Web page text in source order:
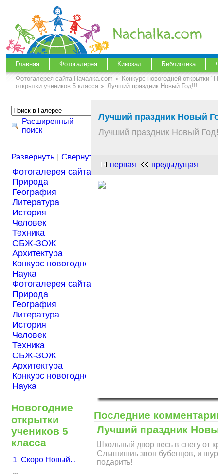
Главная Фотогалерея Кинозал Библиотека
Фотогалерея сайта Началка.com
Конкурс новогодней открытки
открытки учеников 5 класса
Лучший праздник Новый Год!!!
Расширенный
поиск
Развернуть |Свернуть
Фотогалерея сайта Началка.com
Природа
География
Литература
История
Человек
Техника
ОБЖ-ЗОЖ
Архитектура
Конкурс новогодней открытки "Нарисуем Новый
Наука
Фотогалерея сайта Началка.com
Природа
География
Литература
История
Человек
Техника
ОБЖ-ЗОЖ
Архитектура
Конкурс новогодней открытки "Нарисуем Новый
Наука
Новогодние
открытки
учеников 5
класса
1. Скоро Новый...
...
Лучший праздник Новый
Лучший праздник Новый
первая предыдущая
Последние
Лучший праздник
Школьный двор весь в снегу от
Слышишиь звон бубенцов, и
подарить!